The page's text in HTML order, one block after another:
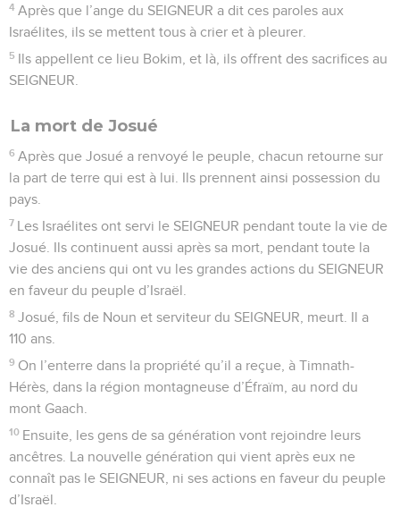
4 Après que l’ange du SEIGNEUR a dit ces paroles aux
Israélites, ils se mettent tous à crier et à pleurer.
5 Ils appellent ce lieu Bokim, et là, ils offrent des sacrifices au
SEIGNEUR.
La mort de Josué
6 Après que Josué a renvoyé le peuple, chacun retourne sur
la part de terre qui est à lui. Ils prennent ainsi possession du
pays.
7 Les Israélites ont servi le SEIGNEUR pendant toute la vie de
Josué. Ils continuent aussi après sa mort, pendant toute la
vie des anciens qui ont vu les grandes actions du SEIGNEUR
en faveur du peuple d’Israël.
8 Josué, fils de Noun et serviteur du SEIGNEUR, meurt. Il a
110 ans.
9 On l’enterre dans la propriété qu’il a reçue, à Timnath-
Hérès, dans la région montagneuse d’Éfraïm, au nord du
mont Gaach.
10 Ensuite, les gens de sa génération vont rejoindre leurs
ancêtres. La nouvelle génération qui vient après eux ne
connaît pas le SEIGNEUR, ni ses actions en faveur du peuple
d’Israël.